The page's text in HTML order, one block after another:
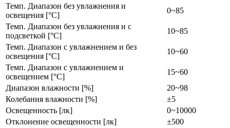
Темп. Диапазон без увлажнения и
освещения [°C]
0~85
Темп. Диапазон без увлажнения и с
подсветкой [°C]
10~85
Темп. Диапазон с увлажнением и без
освещения [°C]
10~60
Темп. Диапазон с увлажнением и
освещением [°C]
15~60
Диапазон влажности [%]
20~98
Колебания влажности [%]
±5
Освещенность [лк]
0~10000
Отклонение освещенности [лк]
±500